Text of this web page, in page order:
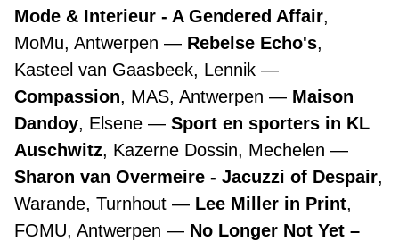
Mode & Interieur - A Gendered Affair,
MoMu, Antwerpen
Rebelse Echo's,
Kasteel van Gaasbeek, Lennik
Compassion, MAS, Antwerpen
Maison
Dandoy, Elsene
Sport en sporters in KL
Auschwitz, Kazerne Dossin, Mechelen
Sharon van Overmeire - Jacuzzi of Despair,
Warande, Turnhout
Lee Miller in Print,
FOMU, Antwerpen
No Longer Not Yet –